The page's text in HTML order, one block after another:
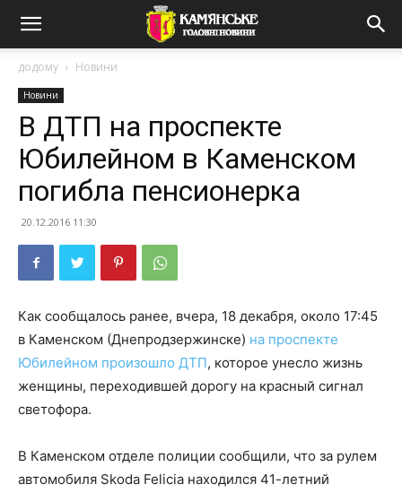
додому Новини
Новини
В ДТП на проспекте
Юбилейном в Каменском
погибла пенсионерка
20.12.2016 11:30
Как сообщалось ранее, вчера, 18 декабря, около 17:45
в Каменском (Днепродзержинске) на проспекте
Юбилейном произошло ДТП, которое унесло жизнь
женщины, переходившей дорогу на красный сигнал
светофора.
В Каменском отделе полиции сообщили, что за рулем
автомобиля Skoda Felicia находился 41-летний